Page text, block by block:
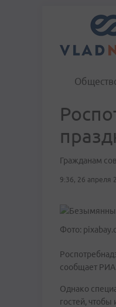
Гражданам
9:36, 26 апреля
Фото:
сообщает РИА
Однако
гостей,